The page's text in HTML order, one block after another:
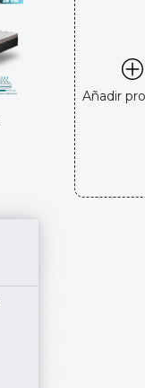
Añadir